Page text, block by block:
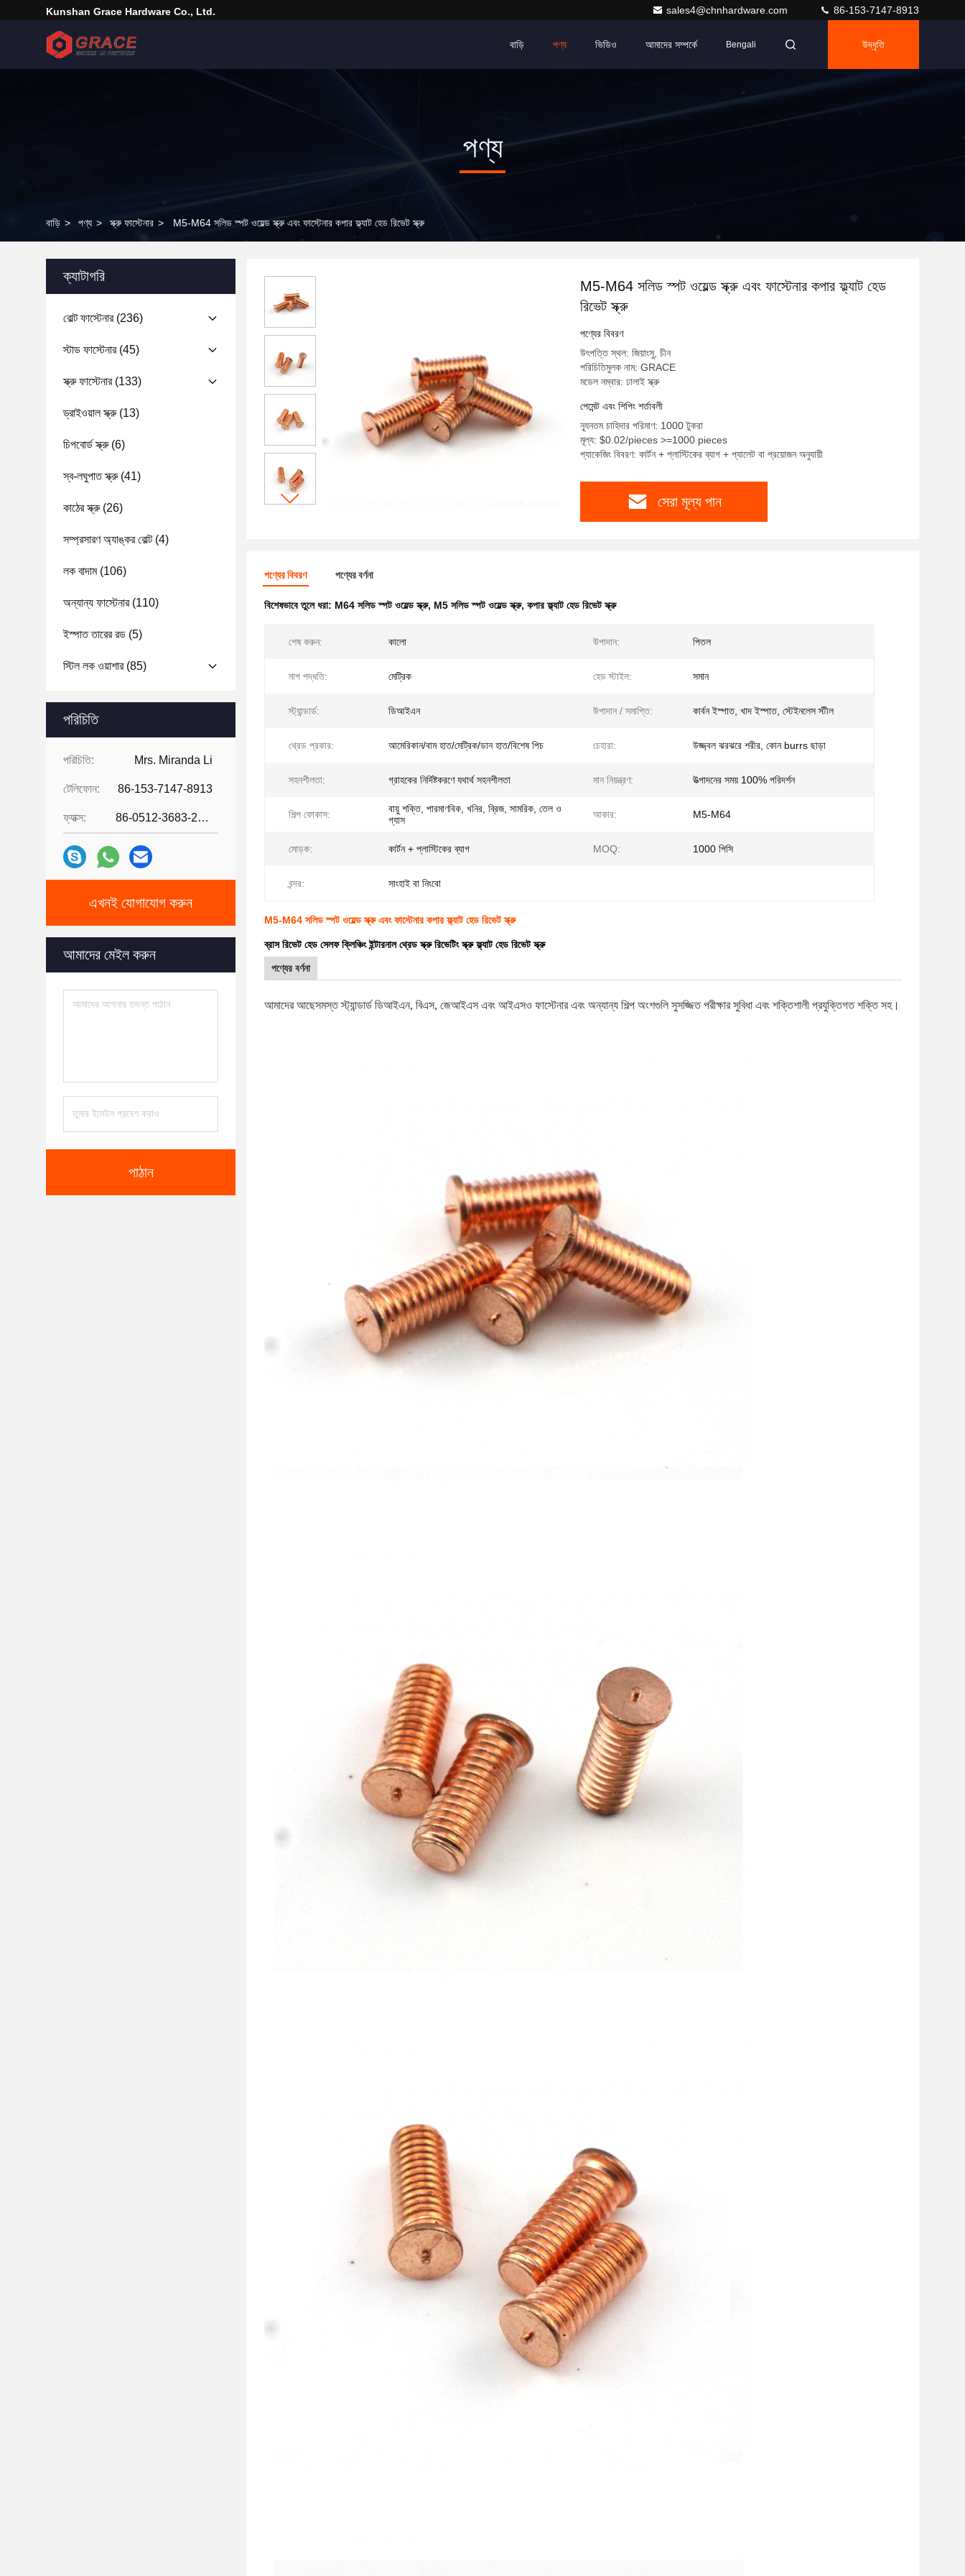
Kunshan Grace Hardware Co., Ltd. sales4@chnhardware.com 86-153-7147-8913
বাড়ি পণ্য ভিডিও আমাদের সম্পর্কে Bengali উদ্ধৃতি
পণ্য
বাড়ি > পণ্য > স্ক্রু ফাস্টেনার > M5-M64 সলিড স্পট ওয়েল্ড স্ক্রু এবং ফাস্টেনার কপার ফ্ল্যাট হেড রিভেট স্ক্রু
ক্যাটাগরি
বোল্ট ফাস্টেনার(236)
স্টাড ফাস্টেনার(45)
স্ক্রু ফাস্টেনার(133)
ড্রাইওয়াল স্ক্রু(13)
চিপবোর্ড স্ক্রু(6)
স্ব-লঘুপাত স্ক্রু(41)
কাঠের স্ক্রু(26)
সম্প্রসারণ অ্যাঙ্কর বোল্ট(4)
লক বাদাম(106)
অন্যান্য ফাস্টেনার(110)
ইস্পাত তারের রড (5)
স্টিল লক ওয়াশার(85)
পরিচিতি
পরিচিতি: Mrs. Miranda Li
টেলিফোন: 86-153-7147-8913
ফ্যাক্স: 86-0512-3683-2631
এখনই যোগাযোগ করুন
আমাদের মেইল ​​করুন
পাঠান
M5-M64 সলিড স্পট ওয়েল্ড স্ক্রু এবং ফাস্টেনার কপার ফ্ল্যাট হেড
রিভেট স্ক্রু
পণ্যের বিবরণ
উৎপত্তি স্থল: জিয়াংসু, চীন
পরিচিতিমুলক নাম: GRACE
মডেল নম্বার: ঢালাই স্ক্রু
পেমেন্ট এবং শিপিং শর্তাবলী
ন্যূনতম চাহিদার পরিমাণ: 1000 টুকরা
মূল্য: $0.02/pieces >=1000 pieces
প্যাকেজিং বিবরণ: কার্টন + প্লাস্টিকের ব্যাগ + প্যালেট বা প্রয়োজন অনুযায়ী
সেরা মূল্য পান
পণ্যের বিবরণ পণ্যের বর্ণনা
বিশেষভাবে তুলে ধরা: M64 সলিড স্পট ওয়েল্ড স্ক্রু, M5 সলিড স্পট ওয়েল্ড স্ক্রু, কপার ফ্ল্যাট হেড রিভেট স্ক্রু
শেষ করুন: কালো উপাদান: পিতল
মাপ পদ্ধতি: মেট্রিক হেড স্টাইল: সমান
স্ট্যান্ডার্ড: ডিআইএন উপাদান / সমাপ্তি: কার্বন ইস্পাত, খাদ ইস্পাত, স্টেইনলেস স্টীল
থ্রেড প্রকার: আমেরিকান/বাম হাত/মেট্রিক/ডান হাত/বিশেষ পিচ চেহারা: উজ্জ্বল ঝরঝরে শরীর, কোন burrs ছাড়া
সহনশীলতা: গ্রাহকের নির্দিষ্টকরণে যথার্থ সহনশীলতা মান নিয়ন্ত্রণ: উত্পাদনের সময় 100% পরিদর্শন
শিল্প ফোকাস:
বায়ু শক্তি, পারমাণবিক, খনির, ব্রিজ, সামরিক, তেল ও
গ্যাস
আকার: M5-M64
মোড়ক: কার্টন + প্লাস্টিকের ব্যাগ MOQ: 1000 পিসি
বন্দর: সাংহাই বা নিংবো
M5-M64 সলিড স্পট ওয়েল্ড স্ক্রু এবং ফাস্টেনার কপার ফ্ল্যাট হেড রিভেট স্ক্রু
ব্রাস রিভেট হেড সেলফ ক্লিঞ্চিং ইন্টারনাল থ্রেড স্ক্রু রিভেটিং স্ক্রু ফ্ল্যাট হেড রিভেট স্ক্রু
পণ্যের বর্ণনা
আমাদের আছেসমস্ত স্ট্যান্ডার্ড ডিআইএন, বিএস, জেআইএস এবং আইএসও ফাস্টেনার এবং অন্যান্য শিল্প অংশগুলি সুসজ্জিত পরীক্ষার সুবিধা এবং শক্তিশালী প্রযুক্তিগত শক্তি সহ।